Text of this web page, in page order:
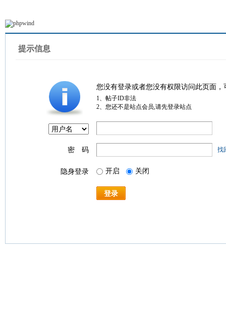
提示信息
您没有登录或者您没有权限访问此页面
1、帖子ID非法
2、您还不是站点会员,请先登录站点
密 码 找
隐身登录 开启 关闭
登录